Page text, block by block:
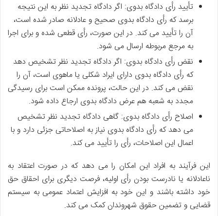
تأیید رأی دادگاه بدوی: اگر دادگاه تجدید نظر به این نتیجه
برسد که رأی دادگاه بدوی صحیح و عادلانه صادر شده است،
آن را تأیید می کند. در این صورت، رأی قطعی شده و برای اجرا
به مرجع مربوطه ارسال می شود.
نقض رأی دادگاه بدوی: اگر دادگاه تجدید نظر تشخیص دهد
که رأی دادگاه بدوی دارای ایراد شکلی یا ماهوی است، آن را
نقض می کند. در این حالت، پرونده ممکن است برای رسیدگی
مجدد به شعبه هم عرض دادگاه بدوی ارجاع داده شود.
اصلاح رأی دادگاه بدوی: گاهی دادگاه تجدید نظر تشخیص
می دهد که رأی دادگاه بدوی نیاز به اصلاحاتی جزئی دارد و با
اعمال این اصلاحات، رأی را تأیید می کند.
این فرآیند به افراد این امکان را می دهد که در صورت اعتقاد به
ناعادلانه یا نادرست بودن رأی اولیه، فرصت دیگری برای احقاق حق
خود داشته باشند و این خود به افزایش اعتماد عمومی به سیستم
قضایی و تضمین حقوق شهروندان کمک می کند.